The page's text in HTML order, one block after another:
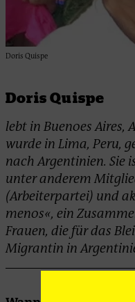
Doris Quispe
Doris Quispe
lebt in Buenoes Aires,
wurde in Lima, Peru,
nach Argentinien.
unter anderem
(Arbeiterpartei) und
menos«, ein
Frauen, die für das
Migrantin in